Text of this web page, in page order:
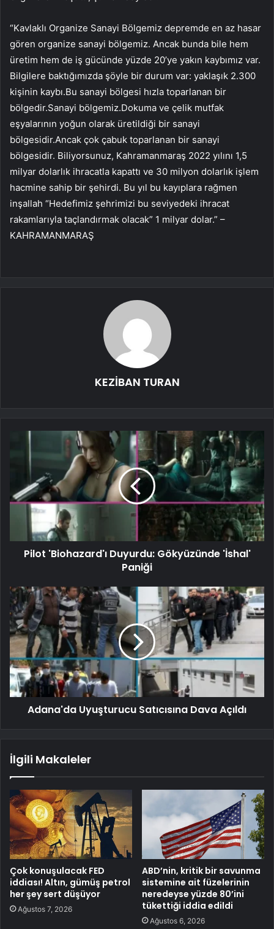
“Kavlaklı Organize Sanayi Bölgemiz depremde en az hasar
gören organize sanayi bölgemiz. Ancak bunda bile hem
üretim hem de iş gücünde yüzde 20’ye yakın kaybımız var.
Bilgilere baktığımızda şöyle bir durum var: yaklaşık 2.300
kişinin kaybı.Bu sanayi bölgesi hızla toparlanan bir
bölgedir.Sanayi bölgemiz.Dokuma ve çelik mutfak
eşyalarının yoğun olarak üretildiği bir sanayi
bölgesidir.Ancak çok çabuk toparlanan bir sanayi
bölgesidir. Biliyorsunuz, Kahramanmaraş 2022 yılını 1,5
milyar dolarlık ihracatla kapattı ve 30 milyon dolarlık işlem
hacmine sahip bir şehirdi. Bu yıl bu kayıplara rağmen
inşallah “Hedefimiz şehrimizi bu seviyedeki ihracat
rakamlarıyla taçlandırmak olacak” 1 milyar dolar.” –
KAHRAMANMARAŞ
KEZİBAN TURAN
Pilot 'Biohazard'ı Duyurdu: Gökyüzünde 'İshal'
Paniği
Adana'da Uyuşturucu Satıcısına Dava Açıldı
İlgili Makaleler
Çok konuşulacak FED
iddiası! Altın, gümüş petrol
her şey sert düşüyor
Ağustos 7, 2026
ABD’nin, kritik bir savunma
sistemine ait füzelerinin
neredeyse yüzde 80’ini
tükettiği iddia edildi
Ağustos 6, 2026